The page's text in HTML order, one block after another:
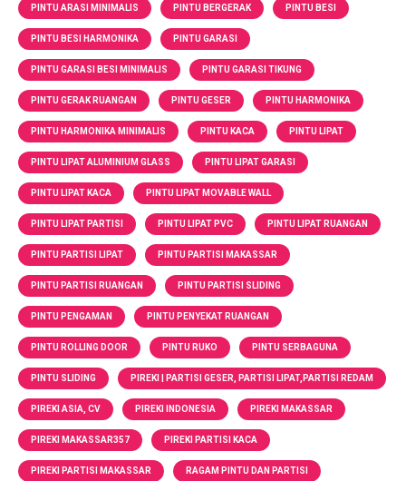
PINTU ARASI MINIMALIS PINTU BERGERAK PINTU BESI
PINTU BESI HARMONIKA PINTU GARASI
PINTU GARASI BESI MINIMALIS PINTU GARASI TIKUNG
PINTU GERAK RUANGAN PINTU GESER PINTU HARMONIKA
PINTU HARMONIKA MINIMALIS PINTU KACA PINTU LIPAT
PINTU LIPAT ALUMINIUM GLASS PINTU LIPAT GARASI
PINTU LIPAT KACA PINTU LIPAT MOVABLE WALL
PINTU LIPAT PARTISI PINTU LIPAT PVC PINTU LIPAT RUANGAN
PINTU PARTISI LIPAT PINTU PARTISI MAKASSAR
PINTU PARTISI RUANGAN PINTU PARTISI SLIDING
PINTU PENGAMAN PINTU PENYEKAT RUANGAN
PINTU ROLLING DOOR PINTU RUKO PINTU SERBAGUNA
PINTU SLIDING PIREKI | PARTISI GESER, PARTISI LIPAT,PARTISI REDAM
PIREKI ASIA, CV PIREKI INDONESIA PIREKI MAKASSAR
PIREKI MAKASSAR357 PIREKI PARTISI KACA
PIREKI PARTISI MAKASSAR RAGAM PINTU DAN PARTISI